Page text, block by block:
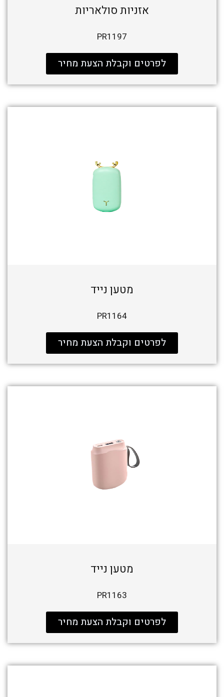
אזניות סולאריות
PR1197
לפרטים וקבלת הצעת מחיר
מטען נייד
PR1164
לפרטים וקבלת הצעת מחיר
מטען נייד
PR1163
לפרטים וקבלת הצעת מחיר